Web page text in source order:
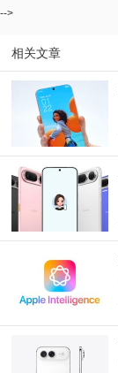
-->
相关文章